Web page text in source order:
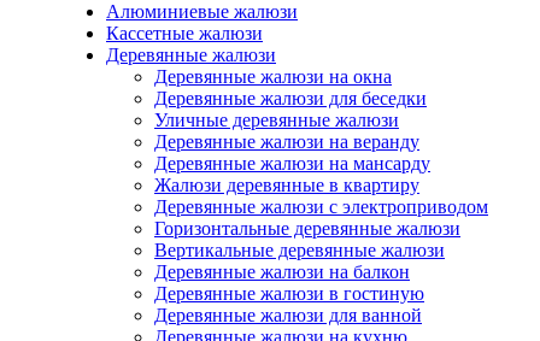
Алюминиевые жалюзи
Кассетные жалюзи
Деревянные жалюзи
Деревянные жалюзи на окна
Деревянные жалюзи для беседки
Уличные деревянные жалюзи
Деревянные жалюзи на веранду
Деревянные жалюзи на мансарду
Жалюзи деревянные в квартиру
Деревянные жалюзи с электроприводом
Горизонтальные деревянные жалюзи
Вертикальные деревянные жалюзи
Деревянные жалюзи на балкон
Деревянные жалюзи в гостиную
Деревянные жалюзи для ванной
Деревянные жалюзи на кухню